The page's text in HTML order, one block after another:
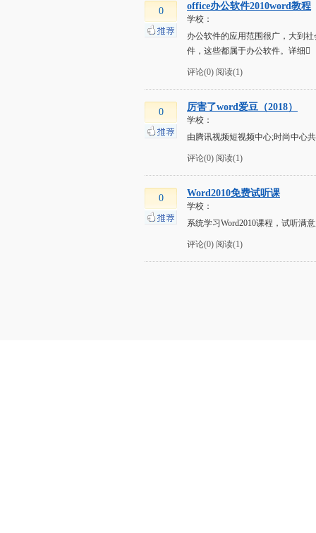
0 office办公软件2010word教程
学校：
办公软件的应用范围很广，大到
件，这些都属于办公软件。详细
评论(0) 阅读(1)
0 厉害了word爱豆（2018）
学校：
由腾讯视频短视频中心;时尚中心
评论(0) 阅读(1)
0 Word2010免费试听课
学校：
系统学习Word2010课程，试听满
评论(0) 阅读(1)